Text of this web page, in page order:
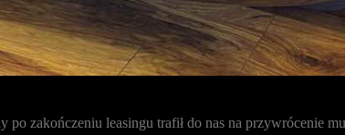
po zakończeniu leasingu trafił do nas na przywrócenie